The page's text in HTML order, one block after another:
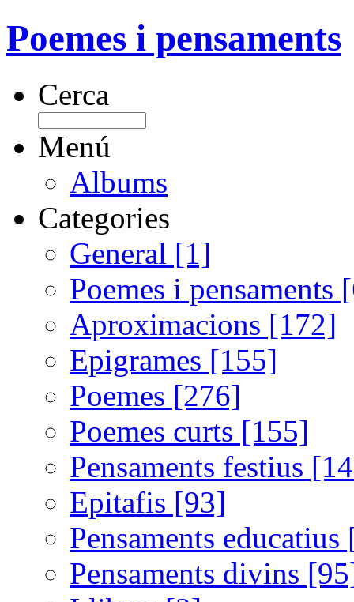
Poemes i pensaments
Cerca
Menú
Albums
Categories
General [1]
Poemes i pensaments
Aproximacions [172]
Epigrames [155]
Poemes [276]
Poemes curts [155]
Pensaments festius
Epitafis [93]
Pensaments
Pensaments divins